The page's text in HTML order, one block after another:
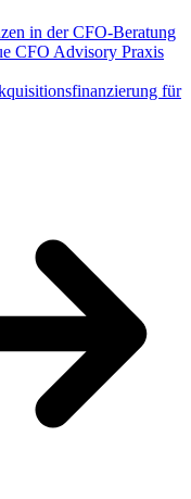
in der CFO-Beratung
CFO Advisory Praxis
für